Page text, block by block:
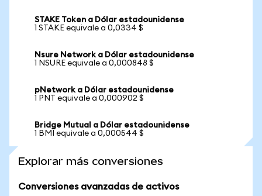
STAKE Token a Dólar estadounidense
1 STAKE equivale a 0,0334 $
Nsure Network a Dólar estadounidense
1 NSURE equivale a 0,000848 $
pNetwork a Dólar estadounidense
1 PNT equivale a 0,000902 $
Bridge Mutual a Dólar estadounidense
1 BMI equivale a 0,000544 $
Explorar más conversiones
Conversiones avanzadas de activos